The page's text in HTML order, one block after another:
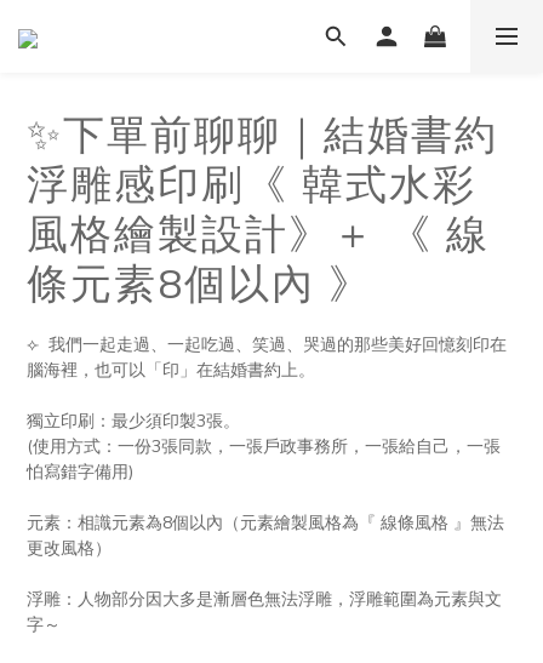
✨下單前聊聊｜結婚書約
浮雕感印刷《 韓式水彩
風格繪製設計》＋ 《 線
條元素8個以內 》
⟣  我們一起走過、一起吃過、笑過、哭過的那些美好回憶刻印在
腦海裡，也可以「印」在結婚書約上。
獨立印刷：最少須印製3張。
(使用方式：一份3張同款，一張戶政事務所，一張給自己，一張
怕寫錯字備用)
元素：相識元素為8個以內（元素繪製風格為『 線條風格 』無法
更改風格）
浮雕：人物部分因大多是漸層色無法浮雕，浮雕範圍為元素與文
字～